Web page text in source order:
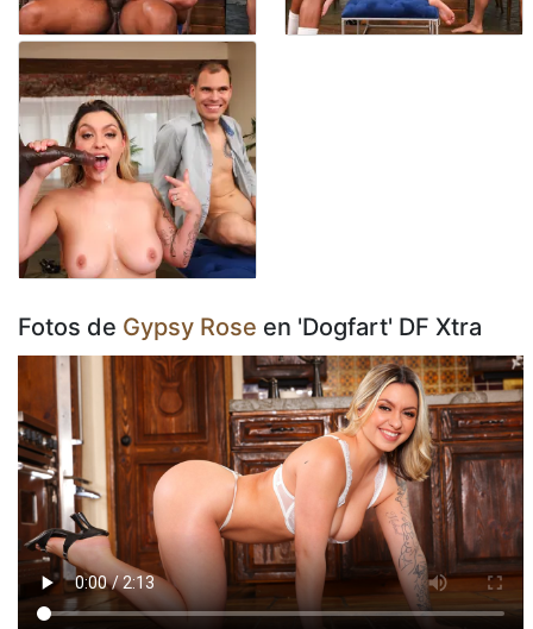
Fotos de Gypsy Rose en 'Dogfart' DF Xtra